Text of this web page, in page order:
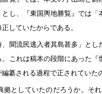
し、『東国輿地勝覧』では
していたからである。
聞流民逃入者其島甚多」と
。これは稿本の段階にあった
纂される過程で正されていた
としていたのだろうか。そ